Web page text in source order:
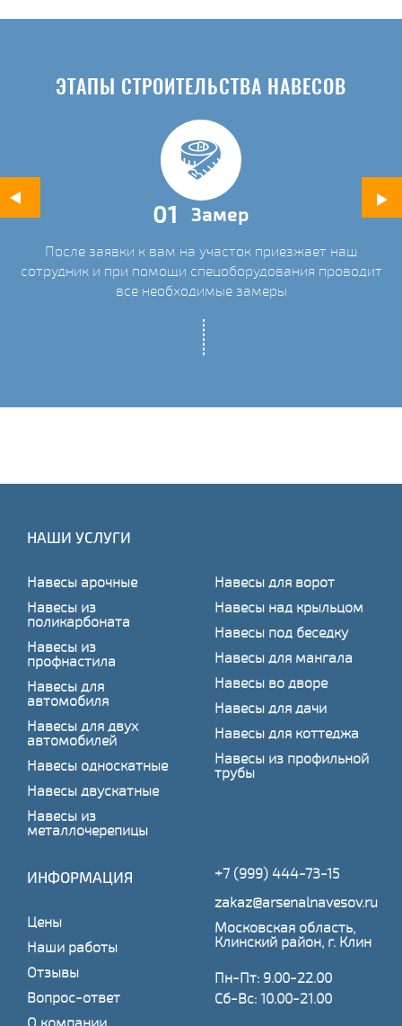
ЭТАПЫ СТРОИТЕЛЬСТВА НАВЕСОВ
01 Замер
После заявки к вам на участок приезжает наш
сотрудник и при помощи спецоборудования проводит
все необходимые замеры
НАШИ УСЛУГИ
Навесы арочные
Навесы из
поликарбоната
Навесы из
профнастила
Навесы для
автомобиля
Навесы для двух
автомобилей
Навесы односкатные
Навесы двускатные
Навесы из
металлочерепицы
Навесы для ворот
Навесы над крыльцом
Навесы под беседку
Навесы для мангала
Навесы во дворе
Навесы для дачи
Навесы для коттеджа
Навесы из профильной
трубы
ИНФОРМАЦИЯ
Цены
Наши работы
Отзывы
Вопрос-ответ
+7 (999) 444-73-15
zakaz@arsenalnavesov.ru
Московская область,
Клинский район, г. Клин
Пн-Пт: 9.00-22.00
Сб-Вс: 10.00-21.00